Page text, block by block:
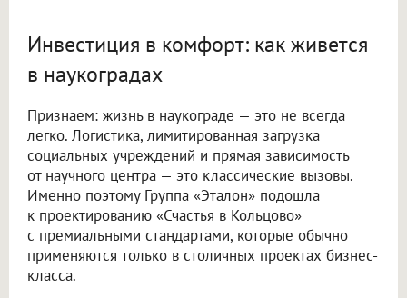
Инвестиция в комфорт: как живется
в наукоградах
Признаем: жизнь в наукограде — это не всегда
легко. Логистика, лимитированная загрузка
социальных учреждений и прямая зависимость
от научного центра — это классические вызовы.
Именно поэтому Группа «Эталон» подошла
к проектированию «Счастья в Кольцово»
с премиальными стандартами, которые обычно
применяются только в столичных проектах бизнес-
класса.